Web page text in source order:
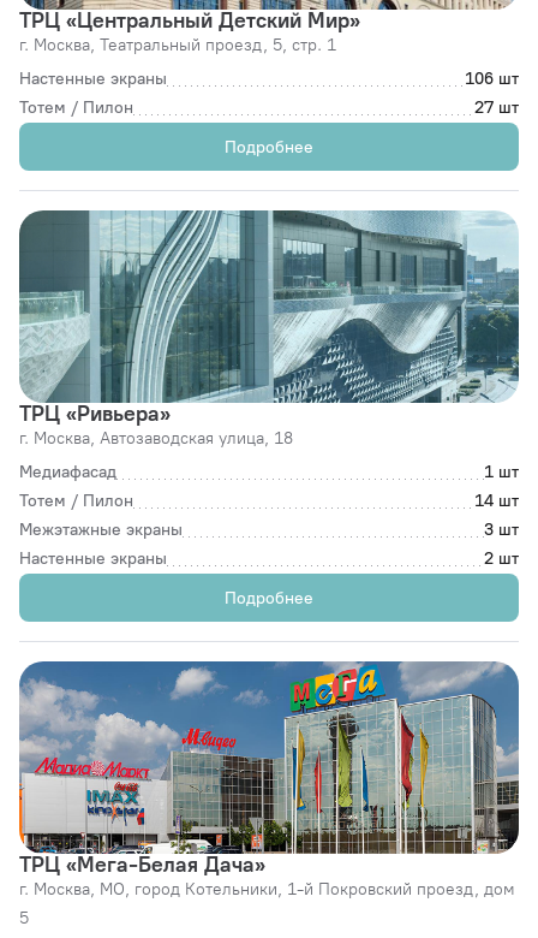
ТРЦ «Центральный Детский Мир»
г. Москва, Театральный проезд, 5, стр. 1
Настенные экраны
106 шт
Тотем / Пилон
27 шт
Подробнее
ТРЦ «Ривьера»
г. Москва, Автозаводская улица, 18
Медиафасад
1 шт
Тотем / Пилон
14 шт
Межэтажные экраны
3 шт
Настенные экраны
2 шт
Подробнее
ТРЦ «Мега-Белая Дача»
г. Москва, МО, город Котельники, 1-й Покровский проезд, дом
5